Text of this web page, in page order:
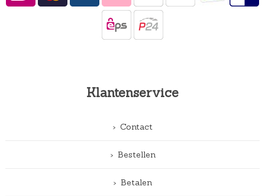
Klantenservice
Contact
Bestellen
Betalen